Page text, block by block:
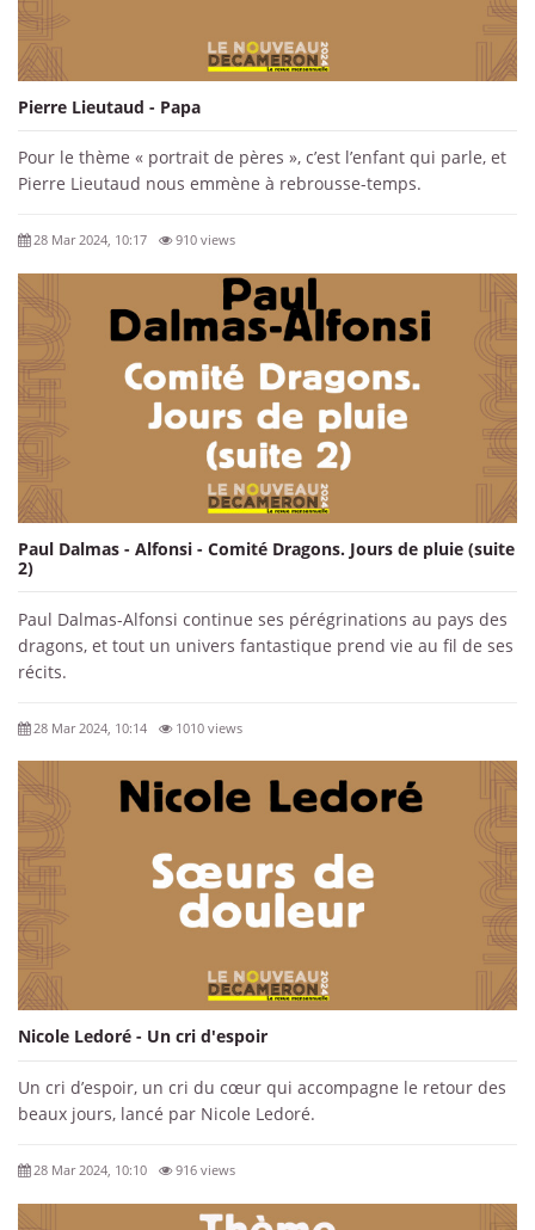
Pierre Lieutaud - Papa
Pour le thème « portrait de pères », c’est l’enfant qui parle, et
Pierre Lieutaud nous emmène à rebrousse-temps.
28 Mar 2024, 10:17 910 views
Paul Dalmas - Alfonsi - Comité Dragons. Jours de pluie (suite
2)
Paul Dalmas-Alfonsi continue ses pérégrinations au pays des
dragons, et tout un univers fantastique prend vie au fil de ses
récits.
28 Mar 2024, 10:14 1010 views
Nicole Ledoré - Un cri d'espoir
Un cri d’espoir, un cri du cœur qui accompagne le retour des
beaux jours, lancé par Nicole Ledoré.
28 Mar 2024, 10:10 916 views